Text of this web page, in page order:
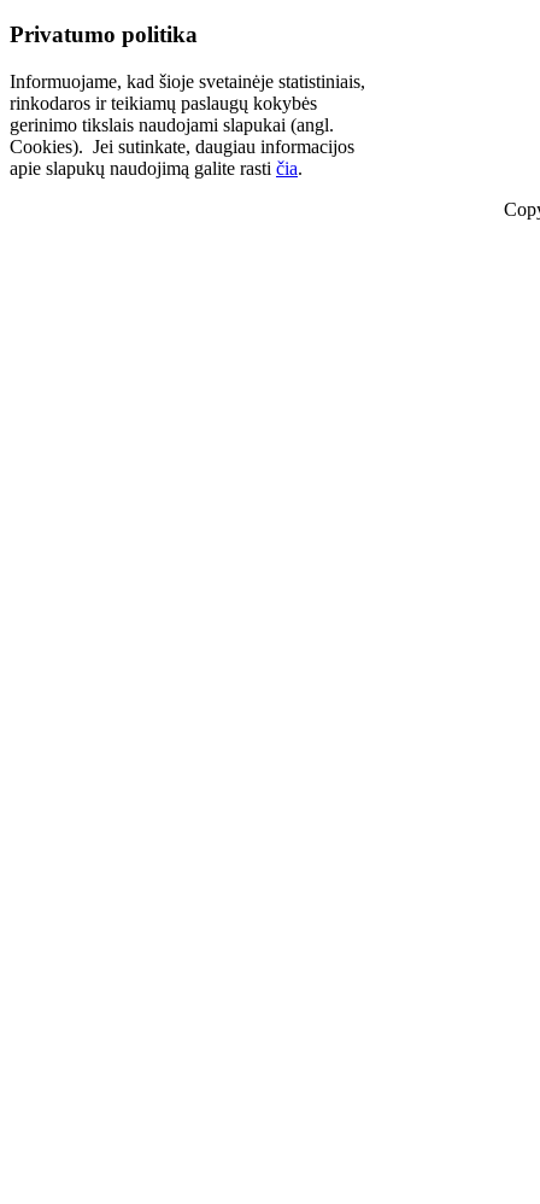
Privatumo politika
Informuojame, kad šioje svetainėje statistiniais,
rinkodaros ir teikiamų paslaugų kokybės
gerinimo tikslais naudojami slapukai (angl.
Cookies). Jei sutinkate, daugiau informacijos
apie slapukų naudojimą galite rasti čia.